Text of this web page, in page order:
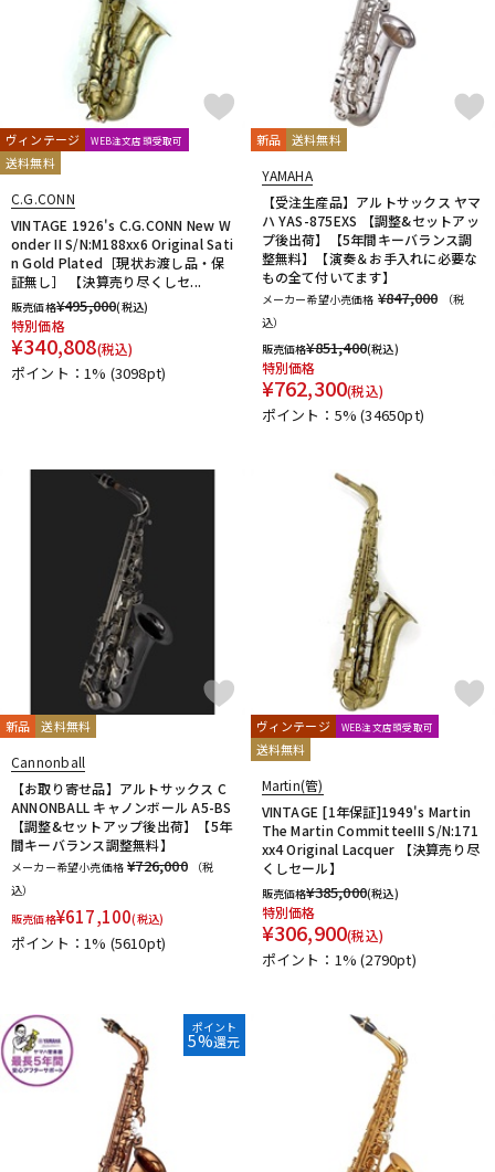
ヴィンテージ WEB注文店頭受取可
送料無料
C.G.CONN
VINTAGE 1926's C.G.CONN New W
onder II S/N:M188xx6 Original Sati
n Gold Plated［現状お渡し品・保
証無し］ 【決算売り尽くしセ...
販売価格¥495,000(税込)
特別価格
¥340,808(税込)
ポイント：1% (3098pt)
新品 送料無料
YAMAHA
【受注生産品】アルトサックス ヤマ
ハ YAS-875EXS 【調整&セットアッ
プ後出荷】【5年間キーバランス調
整無料】【演奏＆お手入れに必要な
もの全て付いてます】
メーカー希望小売価格 ¥847,000
（税
込）
販売価格¥851,400(税込)
特別価格
¥762,300(税込)
ポイント：5%(34650pt)
新品 送料無料
Cannonball
【お取り寄せ品】アルトサックス C
ANNONBALL キャノンボール A5-BS
【調整&セットアップ後出荷】【5年
間キーバランス調整無料】
メーカー希望小売価格 ¥726,000
（税
込）
販売価格¥617,100(税込)
ポイント：1% (5610pt)
ヴィンテージ WEB注文店頭受取可
送料無料
Martin(管)
VINTAGE [1年保証]1949's Martin
The Martin CommitteeIII S/N:171
xx4 Original Lacquer 【決算売り尽
くしセール】
販売価格¥385,000(税込)
特別価格
¥306,900(税込)
ポイント：1%(2790pt)
ポイント
5%還元